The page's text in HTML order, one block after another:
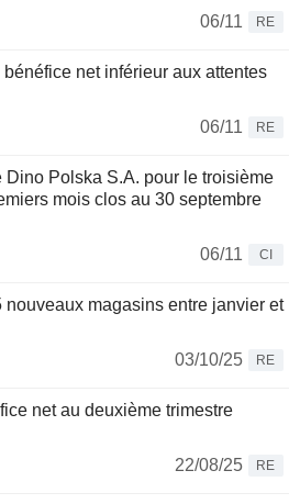
06/11
RE
net inférieur aux attentes
06/11
RE
Dino Polska S.A. pour le troisième
mois clos au 30 septembre
06/11
CI
nouveaux magasins entre janvier et
03/10/25
RE
net au deuxième trimestre
22/08/25
RE